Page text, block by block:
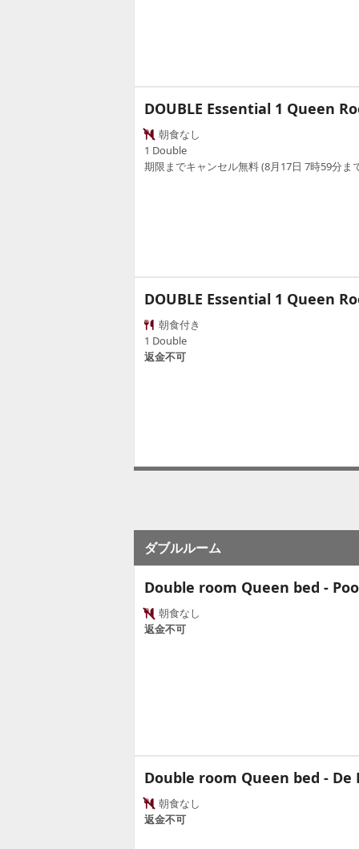
DOUBLE Essential 1 Queen
朝食なし
1 Double
期限までキャンセル無料 (8月17日 7時59分ま
DOUBLE Essential 1 Queen
朝食付き
1 Double
返金不可
ダブルルーム
Double room Queen bed -
朝食なし
返金不可
Double room Queen bed - De
朝食なし
返金不可